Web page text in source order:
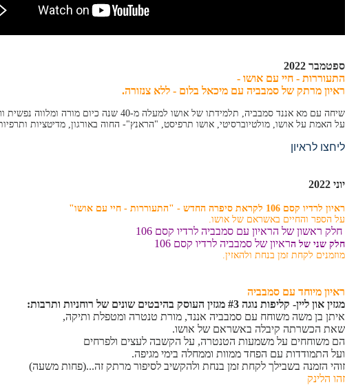
ספטמבר 2022
התעוררות - חיי עם אושו -
ראיון מרתק של סמבביה עם מיכאל בלום - ללא צנזורה.
שיחה עם מא אננד סמבביה, תלמידתו של אושו למעלה מ-40 שנה כיום מורה ומלווה נפשית ורוחנית,
על האמת על אושו, מולטיוברסיטי, אושו תרפיסט, "הראנץ"- החוה באורגון, מדיטציות
ליחצו לראיון
יוני 2022
ראיון לרדיו קסם 106 לקראת סיפרה החדש - "התעוררות - חיי עם אושו"
על הספר והחיים באשראם של אושו.
חלק ראשון של הראיון עם סמבביה לרדיו קסם 106
חלק שני של הראיון של סמבביה לרדיו קסם 106
מוזמנים לקחת זמן בנחת ולהאזין.
ראיון מיוחד עם סמבביה
מגזין און ליין- קליפות נוגה #3 מגזין העוסק בהיבטים שונים של רוחניות ותרבות:
איתן בן משה משוחח עם סמבביה אננד, מורת טנטרה ומטפלת ותיקה,
שאת הכשרתה קיבלה באשראם של אושו.
הם משוחחים על משמעות הטנטרה, על הקשבה לעצים ולפרחים
ועל התמודדות עם הפחד ממוות וממחלה בימי מגיפה.
זוהי הזמנה בשבילך לקחת זמן בנחת ולהקשיב לסיפור מרתק זה...(פחות משעה)
זהו הלינק